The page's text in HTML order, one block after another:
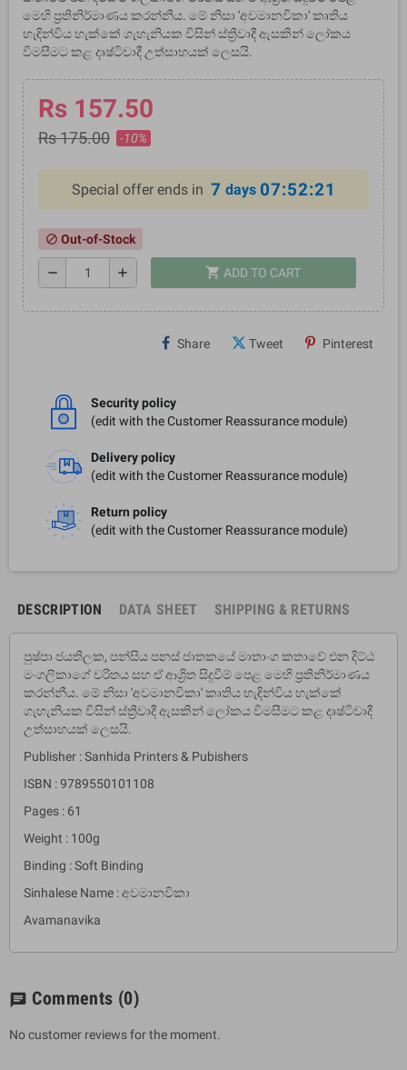
මෙහි ප්‍රතිනිර්මාණය කරන්නීය. මේ නිසා 'අවමානවිකා' කෘතිය
හැඳින්විය හැක්කේ ගැහැනියක විසින් ස්ත්‍රීවාදී ඇසකින් ලෝකය
විමසීමට කළ දෘෂ්ටිවාදී උත්සාහයක් ලෙසයි.
Rs 157.50
Rs 175.00 -10%
Special offer ends in 7 days 07:52:20
block Out-of-Stock
remove add shopping_cart ADD TO CART
Share Tweet Pinterest
Security policy
(edit with the Customer Reassurance module)
Delivery policy
(edit with the Customer Reassurance module)
Return policy
(edit with the Customer Reassurance module)
DESCRIPTION DATA SHEET SHIPPING & RETURNS
පුෂ්පා ජයතිලක, පන්සිය පනස් ජාතකයේ මාතාංග කතාවේ එන දිට්ඨ
මංගලිකාගේ චරිතය සහ ඒ ආශ්‍රිත සිදුවීම් පෙළ මෙහි ප්‍රතිනිර්මාණය
කරන්නීය. මේ නිසා 'අවමානවිකා' කෘතිය හැඳින්විය හැක්කේ
ගැහැනියක විසින් ස්ත්‍රීවාදී ඇසකින් ලෝකය විමසීමට කළ දෘෂ්ටිවාදී
උත්සාහයක් ලෙසයි.
Publisher : Sanhida Printers & Pubishers
ISBN : 9789550101108
Pages : 61
Weight : 100g
Binding : Soft Binding
Sinhalese Name : අවමානවිකා
Avamanavika
chat Comments (0)
No customer reviews for the moment.